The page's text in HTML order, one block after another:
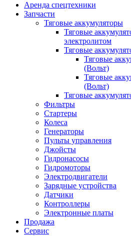
Аренда спецтехники
Запчасти
Тяговые аккумуляторы
Тяговые
электролитом
Тяговые
Тяговые
(Вольт)
Тяговые
(Вольт)
Тяговые
Фильтры
Стартеры
Колеса
Генераторы
Пульты управления
Джойсты
Гидронасосы
Гидромоторы
Электродвигатели
Зарядные устройства
Датчики
Контроллеры
Электронные платы
Продажа
Сервис